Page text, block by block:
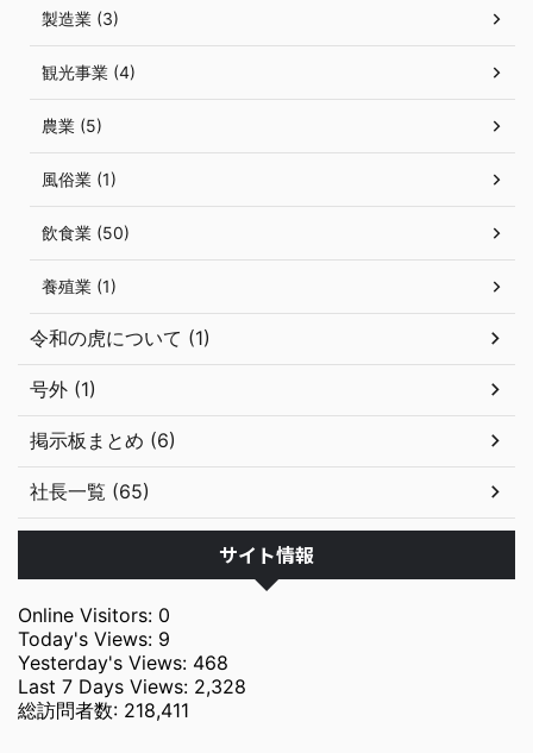
製造業 (3)
観光事業 (4)
農業 (5)
風俗業 (1)
飲食業 (50)
養殖業 (1)
令和の虎について (1)
号外 (1)
掲示板まとめ (6)
社長一覧 (65)
サイト情報
Online Visitors: 0
Today's Views: 9
Yesterday's Views: 468
Last 7 Days Views: 2,328
総訪問者数: 218,411